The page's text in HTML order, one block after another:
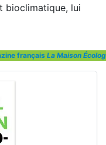
bioclimatique, lui
françaisLa Maison